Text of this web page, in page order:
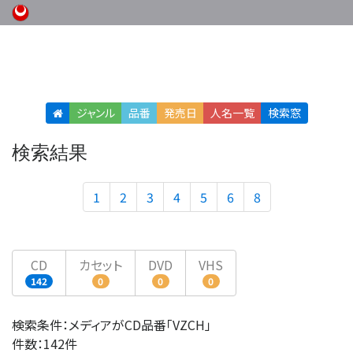
ジャンル 品番 発売日 人名一覧 検索窓
検索結果
1 2 3 4 5 6 8
CD
142
カセット
0
DVD
0
VHS
0
検索条件：メディアがCD品番「VZCH」
件数：142件